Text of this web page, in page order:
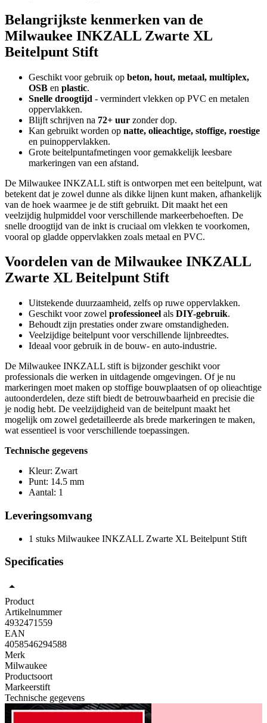
Belangrijkste kenmerken van de
Milwaukee INKZALL Zwarte XL
Beitelpunt Stift
Geschikt voor gebruik op beton, hout, metaal, multiplex,
OSB en plastic.
Snelle droogtijd - vermindert vlekken op PVC en metalen
oppervlakken.
Blijft schrijven na 72+ uur zonder dop.
Kan gebruikt worden op natte, olieachtige, stoffige, roestige
en puinoppervlakken.
Grote beitelpuntafmetingen voor gemakkelijk leesbare
markeringen van een afstand.
De Milwaukee INKZALL stift is ontworpen met een beitelpunt, wat
betekent dat je zowel dunne als dikke lijnen kunt maken, afhankelijk
van de hoek waarmee je de stift gebruikt. Dit maakt het een
veelzijdig hulpmiddel voor verschillende markeerbehoeften. De
snelle droogtijd van de inkt is cruciaal om vlekken te voorkomen,
vooral op gladde oppervlakken zoals metaal en PVC.
Voordelen van de Milwaukee INKZALL
Zwarte XL Beitelpunt Stift
Uitstekende duurzaamheid, zelfs op ruwe oppervlakken.
Geschikt voor zowel professioneel als DIY-gebruik.
Behoudt zijn prestaties onder zware omstandigheden.
Veelzijdige beitelpunt voor verschillende lijnbreedtes.
Ideaal voor gebruik in de bouw- en auto-industrie.
De Milwaukee INKZALL stift is bijzonder geschikt voor
professionals die werken in uitdagende omgevingen. Of je nu
markeringen moet maken op stoffige bouwplaatsen of op olieachtige
autoonderdelen, deze stift biedt de betrouwbaarheid en precisie die
je nodig hebt. De veelzijdigheid van de beitelpunt maakt het
mogelijk om zowel gedetailleerde als brede markeringen te maken,
wat essentieel is voor verschillende toepassingen.
Technische gegevens
Kleur: Zwart
Punt: 14.5 mm
Aantal: 1
Leveringsomvang
1 stuks Milwaukee INKZALL Zwarte XL Beitelpunt Stift
Specificaties
Product
Artikelnummer
4932471559
EAN
4058546294588
Merk
Milwaukee
Productsoort
Markeerstift
Technische gegevens